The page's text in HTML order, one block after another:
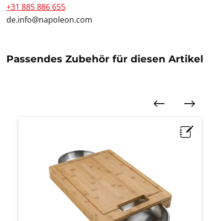
+31 885 886 655
de.info@napoleon.com
Passendes Zubehör für diesen Artikel